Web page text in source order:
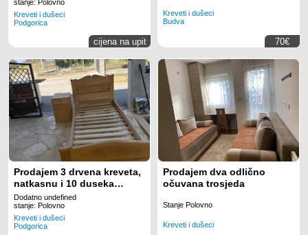
stanje: Polovno
Kreveti i dušeci
Podgorica
cijena na upit
Kreveti i dušeci
Budva
70€
Prodajem 3 drvena kreveta,
natkasnu i 10 duseka
povoljno
Dodatno undefined
stanje: Polovno
Kreveti i dušeci
Podgorica
Prodajem dva odlično
očuvana trosjeda
Stanje Polovno
Kreveti i dušeci